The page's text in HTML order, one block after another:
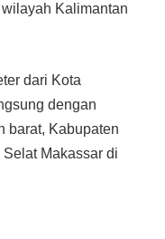
Kalimantan
dari Kota
dengan
barat, Kabupaten
Makassar di